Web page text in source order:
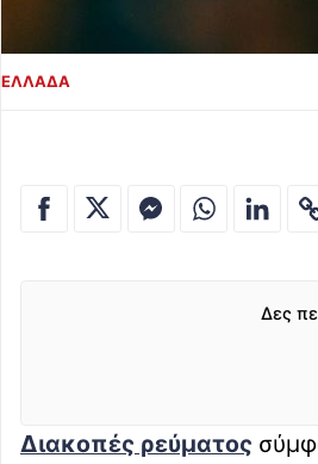
ΕΛΛΑΔΑ
Δες
Διακοπές ρεύματος